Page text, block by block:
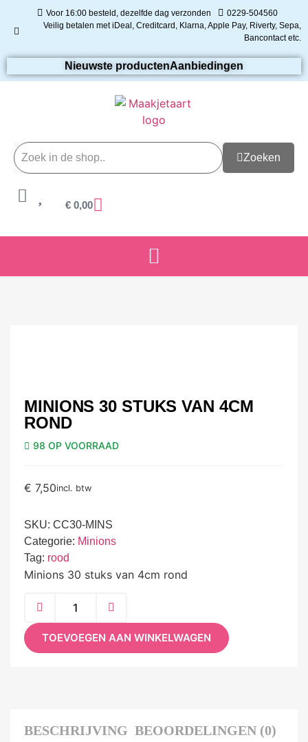
Voor 16:00 besteld, dezelfde dag verzonden
0229-504560
Veilig betalen met iDeal, Creditcard, Klarna, Apple Pay, Riverty, Sepa,
Bancontact etc.
Nieuwste productenAanbiedingen
Zoeken
€ 0,00
MINIONS 30 STUKS VAN 4CM
ROND
98 OP VOORRAAD
€ 7,50incl. btw
SKU: CC30-MINS
Categorie: Minions
Tag: rood
Minions 30 stuks van 4cm rond
TOEVOEGEN AAN WINKELWAGEN
BESCHRIJVING BEOORDELINGEN (0)